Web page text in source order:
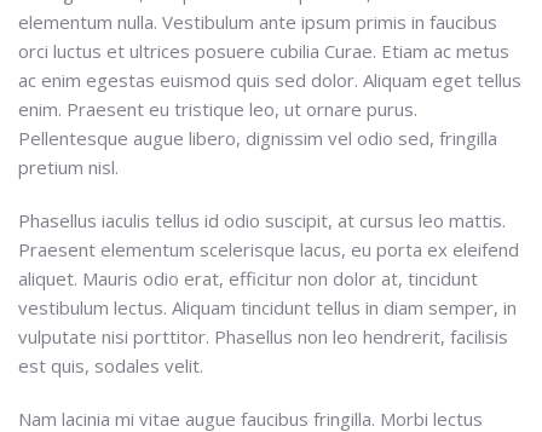
elementum nulla. Vestibulum ante ipsum primis in faucibus
orci luctus et ultrices posuere cubilia Curae. Etiam ac metus
ac enim egestas euismod quis sed dolor. Aliquam eget tellus
enim. Praesent eu tristique leo, ut ornare purus.
Pellentesque augue libero, dignissim vel odio sed, fringilla
pretium nisl.
Phasellus iaculis tellus id odio suscipit, at cursus leo mattis.
Praesent elementum scelerisque lacus, eu porta ex eleifend
aliquet. Mauris odio erat, efficitur non dolor at, tincidunt
vestibulum lectus. Aliquam tincidunt tellus in diam semper, in
vulputate nisi porttitor. Phasellus non leo hendrerit, facilisis
est quis, sodales velit.
Nam lacinia mi vitae augue faucibus fringilla. Morbi lectus